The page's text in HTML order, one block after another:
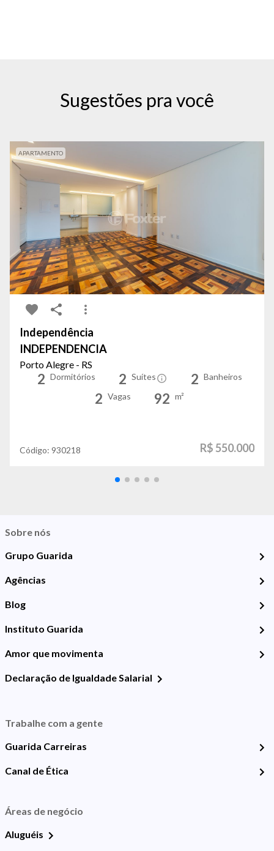
Sugestões pra você
APARTAMENTO
Independência
INDEPENDENCIA
Porto Alegre - RS
2 Dormitórios 2 Suítes 2 Banheiros
2 Vagas 92 m²
Código: 930218 R$ 550.000
Sobre nós
Grupo Guarida
Agências
Blog
Instituto Guarida
Amor que movimenta
Declaração de Igualdade Salarial
Trabalhe com a gente
Guarida Carreiras
Canal de Ética
Áreas de negócio
Aluguéis